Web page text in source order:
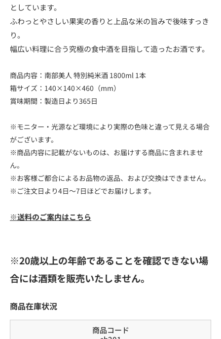
としています。
ふわっとやさしい果実の香りと上品な米の旨みで後味すっき
り。
幅広い料理に合う究極の食中酒を目指して造ったお酒です。
商品内容：南部美人 特別純米酒 1800ml 1本
箱サイズ：140×140×460（mm）
賞味期間：製造日より365日
※モニター・光源など環境により実際の色味と違って見える場合
がございます。
※商品内容に記載がないものは、お届けする商品に含まれませ
ん。
※お客様ご都合によるお品物の返品、および交換はできません。
※ご注文日より4日～7日ほどでお届けします。
※送料のご案内はこちら
※20歳以上の年齢であることを確認できない場
合には酒類を販売いたしません。
商品在庫状況
商品コード